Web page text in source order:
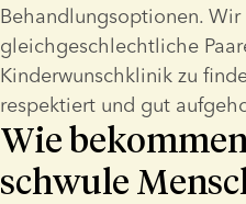
Behandlungsoptionen. Wir
gleichgeschlechtliche
Kinderwunschklinik zu
respektiert und gut
Wie
schwule